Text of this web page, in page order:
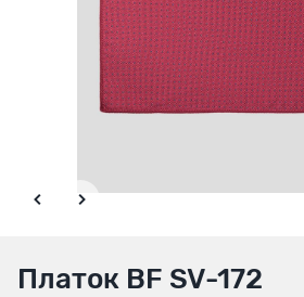
Платок BF SV-172